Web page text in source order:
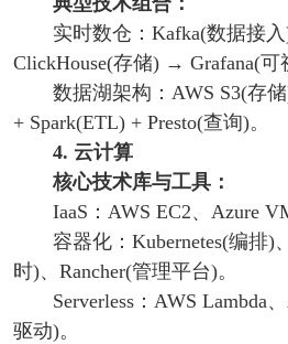
实时数仓：Kafka(数据接
ClickHouse(存储) → Grafana(可
数据湖架构：AWS S3(存
+ Spark(ETL) + Presto(查询)。
4. 云计算
核心技术库与工具：
IaaS：AWS EC2、Azure
容器化：Kubernetes(编排)
时)、Rancher(管理平台)。
Serverless：AWS Lambda
驱动)。